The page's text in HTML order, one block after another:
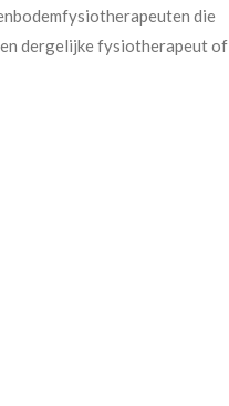
die
dergelijke fysiotherapeut of